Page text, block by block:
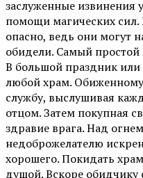
заслуженные извинения
помощи магических
опасно, ведь они могут
обидели. Самый
В большой праздник или
любой храм.
службу, выслушивая
отцом. Затем покупная
здравие врага. Над
недоброжелателю
хорошего. Покидать
душой. Вскоре обидчику